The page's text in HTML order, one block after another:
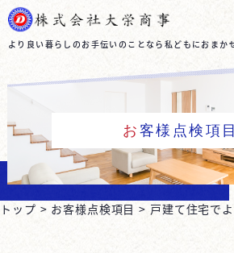
より良い暮らしのお手伝いのことなら私どもにおまか
お客様点検項目
トップ お客様点検項目 戸建て住宅で